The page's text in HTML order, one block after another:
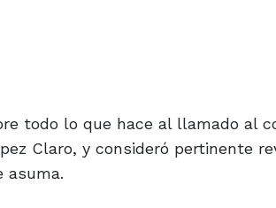
todo lo que hace al llamado al
Claro, y consideró pertinente
asuma.